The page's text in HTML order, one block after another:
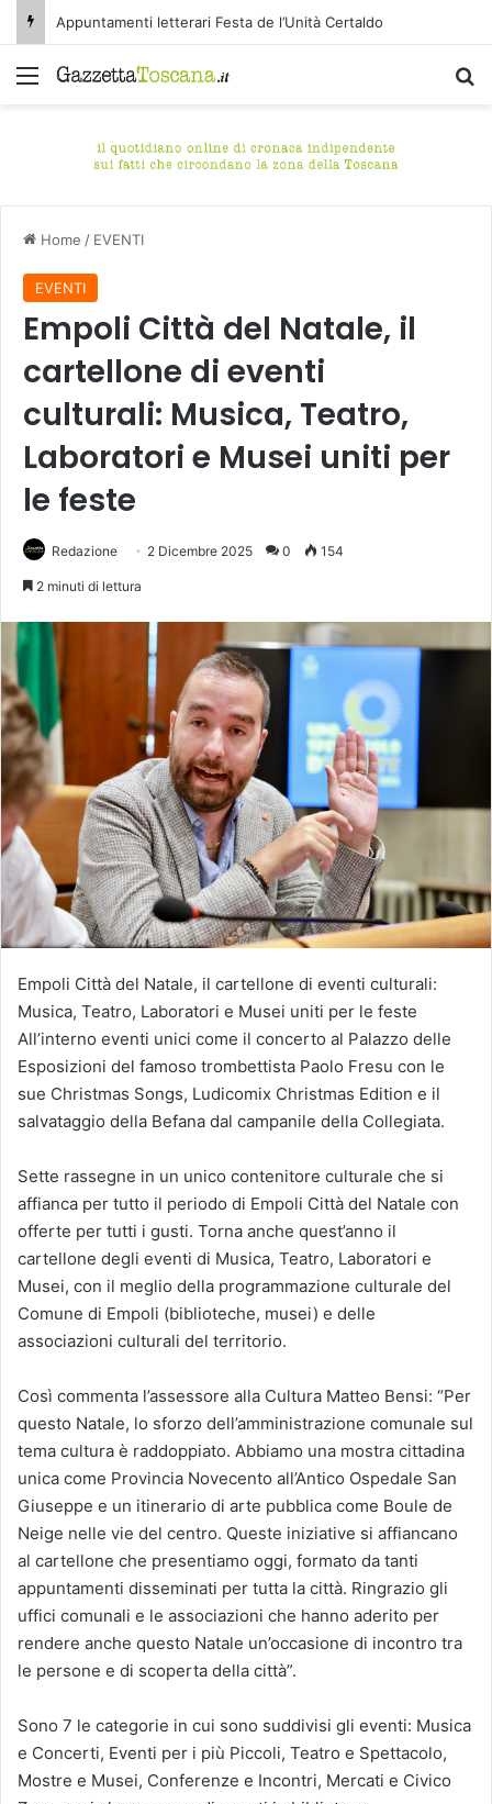
Appuntamenti letterari Festa de l’Unità Certaldo
Menu
Home / EVENTI
EVENTI
Empoli Città del Natale, il
cartellone di eventi
culturali: Musica, Teatro,
Laboratori e Musei uniti per
le feste
Redazione 2 Dicembre 2025 0 154
2 minuti di lettura
Empoli Città del Natale, il cartellone di eventi culturali:
Musica, Teatro, Laboratori e Musei uniti per le feste
All’interno eventi unici come il concerto al Palazzo delle
Esposizioni del famoso trombettista Paolo Fresu con le
sue Christmas Songs, Ludicomix Christmas Edition e il
salvataggio della Befana dal campanile della Collegiata.
Sette rassegne in un unico contenitore culturale che si
affianca per tutto il periodo di Empoli Città del Natale con
offerte per tutti i gusti. Torna anche quest’anno il
cartellone degli eventi di Musica, Teatro, Laboratori e
Musei, con il meglio della programmazione culturale del
Comune di Empoli (biblioteche, musei) e delle
associazioni culturali del territorio.
Così commenta l’assessore alla Cultura Matteo Bensi: “Per
questo Natale, lo sforzo dell’amministrazione comunale sul
tema cultura è raddoppiato. Abbiamo una mostra cittadina
unica come Provincia Novecento all’Antico Ospedale San
Giuseppe e un itinerario di arte pubblica come Boule de
Neige nelle vie del centro. Queste iniziative si affiancano
al cartellone che presentiamo oggi, formato da tanti
appuntamenti disseminati per tutta la città. Ringrazio gli
uffici comunali e le associazioni che hanno aderito per
rendere anche questo Natale un’occasione di incontro tra
le persone e di scoperta della città”.
Sono 7 le categorie in cui sono suddivisi gli eventi: Musica
e Concerti, Eventi per i più Piccoli, Teatro e Spettacolo,
Mostre e Musei, Conferenze e Incontri, Mercati e Civico